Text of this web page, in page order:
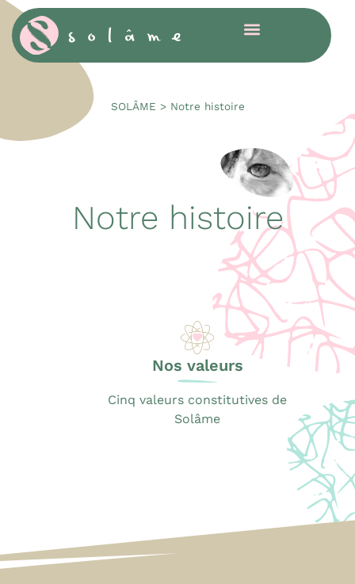
SOLÂME > Notre histoire
Notre histoire
Nos valeurs
Cinq valeurs constitutives de
Solâme
Cookies management panel